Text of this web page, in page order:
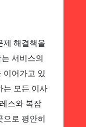
제 해결책을
서비스의
이어가고 있
는 모든 이사
스와 복잡
으로 평안히